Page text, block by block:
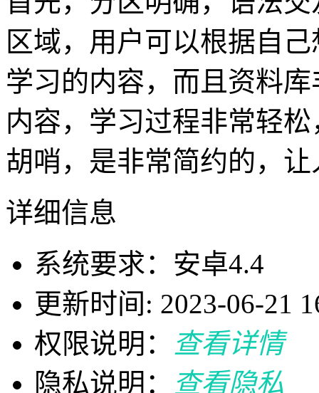
区域，用户可以根据自
学习的内容，而且资料
内容，学习过程非常轻
胡哨，是非常简约的，
详细信息
系统要求：安卓4.4
更新时间: 2023-06-21
权限说明：
查看详情
隐私说明：
查看隐私